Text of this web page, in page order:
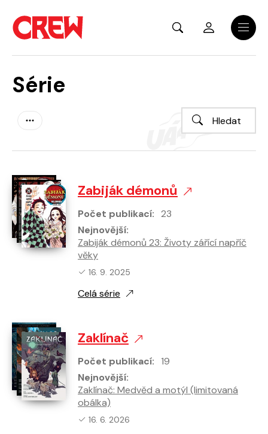
Menu
Série
Zabiják démonů
Počet publikací: 23
Nejnovější:
Zabiják démonů 23: Životy zářící napříč
věky
Nejnovější vydání:
16. 9. 2025
Celá série
Zaklínač
Počet publikací: 19
Nejnovější:
Zaklínač: Medvěd a motýl (limitovaná
obálka)
Nejnovější vydání:
16. 6. 2026